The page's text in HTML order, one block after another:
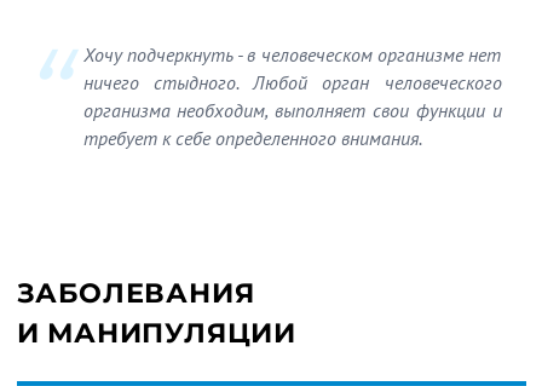
Хочу подчеркнуть - в человеческом организме нет
ничего стыдного. Любой орган человеческого
организма необходим, выполняет свои функции и
требует к себе определенного внимания.
ЗАБОЛЕВАНИЯ
И МАНИПУЛЯЦИИ